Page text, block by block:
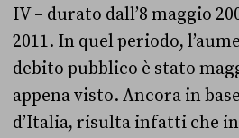
IV – durato dall’8 maggio
2011. In quel periodo,
debito pubblico è stato
appena visto. Ancora in
d’Italia, risulta infatti che